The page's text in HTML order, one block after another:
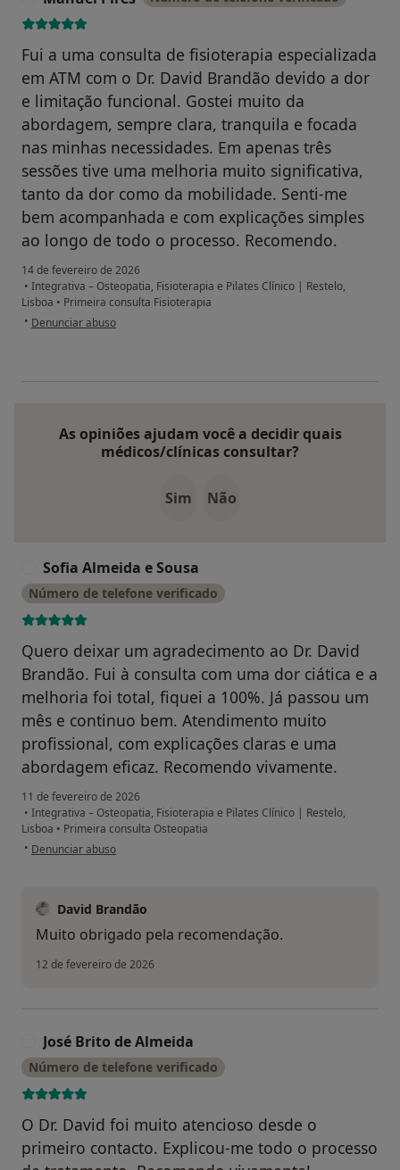
Fui a uma consulta de fisioterapia especializada
em ATM com o Dr. David Brandão devido a dor
e limitação funcional. Gostei muito da
abordagem, sempre clara, tranquila e focada
nas minhas necessidades. Em apenas três
sessões tive uma melhoria muito significativa,
tanto da dor como da mobilidade. Senti-me
bem acompanhada e com explicações simples
ao longo de todo o processo. Recomendo.
14 de fevereiro de 2026
• Integrativa – Osteopatia, Fisioterapia e Pilates Clínico | Restelo,
Lisboa • Primeira consulta Fisioterapia
• na opinião do utilizador Manuel Pires
Denunciar abuso
As opiniões ajudam você a decidir quais
médicos/clínicas consultar?
Sim Não
Sofia Almeida e Sousa
Número de telefone verificado
Quero deixar um agradecimento ao Dr. David
Brandão. Fui à consulta com uma dor ciática e a
melhoria foi total, fiquei a 100%. Já passou um
mês e continuo bem. Atendimento muito
profissional, com explicações claras e uma
abordagem eficaz. Recomendo vivamente.
11 de fevereiro de 2026
• Integrativa – Osteopatia, Fisioterapia e Pilates Clínico | Restelo,
Lisboa • Primeira consulta Osteopatia
• na opinião do utilizador Sofia Almeida e Sousa
Denunciar abuso
David Brandão
Muito obrigado pela recomendação.
12 de fevereiro de 2026
José Brito de Almeida
Número de telefone verificado
O Dr. David foi muito atencioso desde o
primeiro contacto. Explicou-me todo o processo